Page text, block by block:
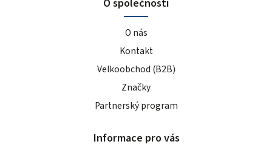
O společnosti
O nás
Kontakt
Velkoobchod (B2B)
Značky
Partnerský program
Informace pro vás